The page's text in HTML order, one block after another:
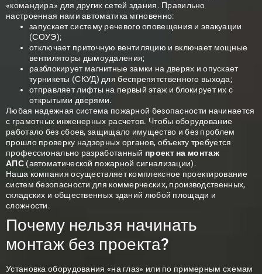
«командира» для других сетей здания. Правильно
настроенная нами автоматика мгновенно:
запускает систему речевого оповещения и эвакуации
(СОУЭ);
отключает приточную вентиляцию и включает мощные
вентиляторы дымоудаления;
разблокирует магнитные замки на дверях и опускает
турникеты (СКУД) для беспрепятственного выхода;
отправляет лифты на первый этаж и блокирует их с
открытыми дверями.
Любая надежная система пожарной безопасности начинается
с грамотных инженерных расчетов. Чтобы оборудование
работало без сбоев, защищало имущество и без проблем
прошло проверку надзорных органов, объекту требуется
профессионально разработанный проект на монтаж
АПС(автоматической пожарной сигнализации).
Наша компания осуществляет комплексное проектирование
систем безопасности для коммерческих, производственных,
складских и общественных зданий любой площади и
сложности.
Почему нельзя начинать
монтаж без проекта?
Установка оборудования «на глаз» или по примерным схемам